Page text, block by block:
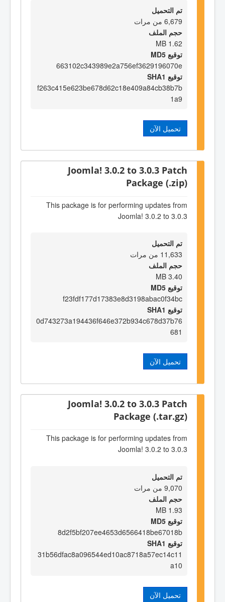
تم التحميل
6,679 من مرات
حجم الملف
1.62 MB
توقيع MD5
663102c343989e2a756ef3629196070e
توقيع SHA1
f263c415e623be678d62c18e409a84cb38b7b
1a9
تحميل الآن
Joomla! 3.0.2 to 3.0.3 Patch
Package (.zip)
This package is for performing updates from
Joomla! 3.0.2 to 3.0.3
تم التحميل
11,633 من مرات
حجم الملف
3.40 MB
توقيع MD5
f23fdf177d17383e8d3198abac0f34bc
توقيع SHA1
0d743273a194436f646e372b934c678d37b76
681
تحميل الآن
Joomla! 3.0.2 to 3.0.3 Patch
Package (.tar.gz)
This package is for performing updates from
Joomla! 3.0.2 to 3.0.3
تم التحميل
9,070 من مرات
حجم الملف
1.93 MB
توقيع MD5
8d2f5bf207ee4653d6566418be67018b
توقيع SHA1
31b56dfac8a096544ed10ac8718a57ec14c11
a10
تحميل الآن